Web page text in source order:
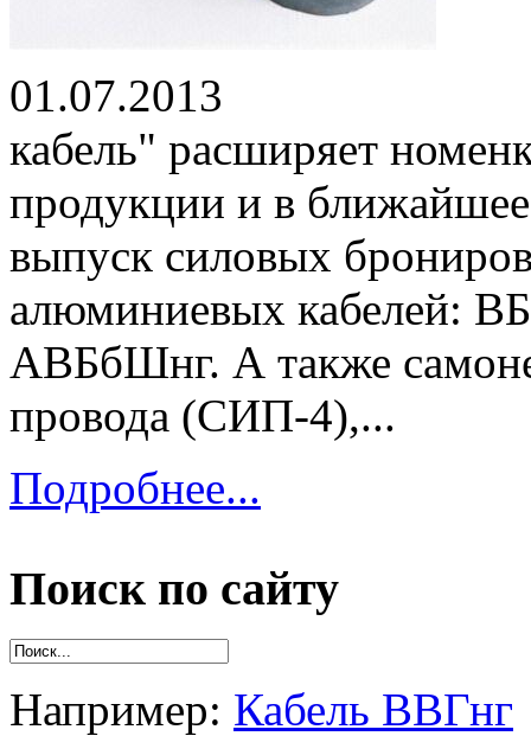
01.07.2013
кабель" расширяет
продукции и в
выпуск силовых
алюминиевых кабелей:
АВБбШнг. А также
провода (СИП-4),...
Подробнее...
Поиск по сайту
Например: Кабель ВВГнг